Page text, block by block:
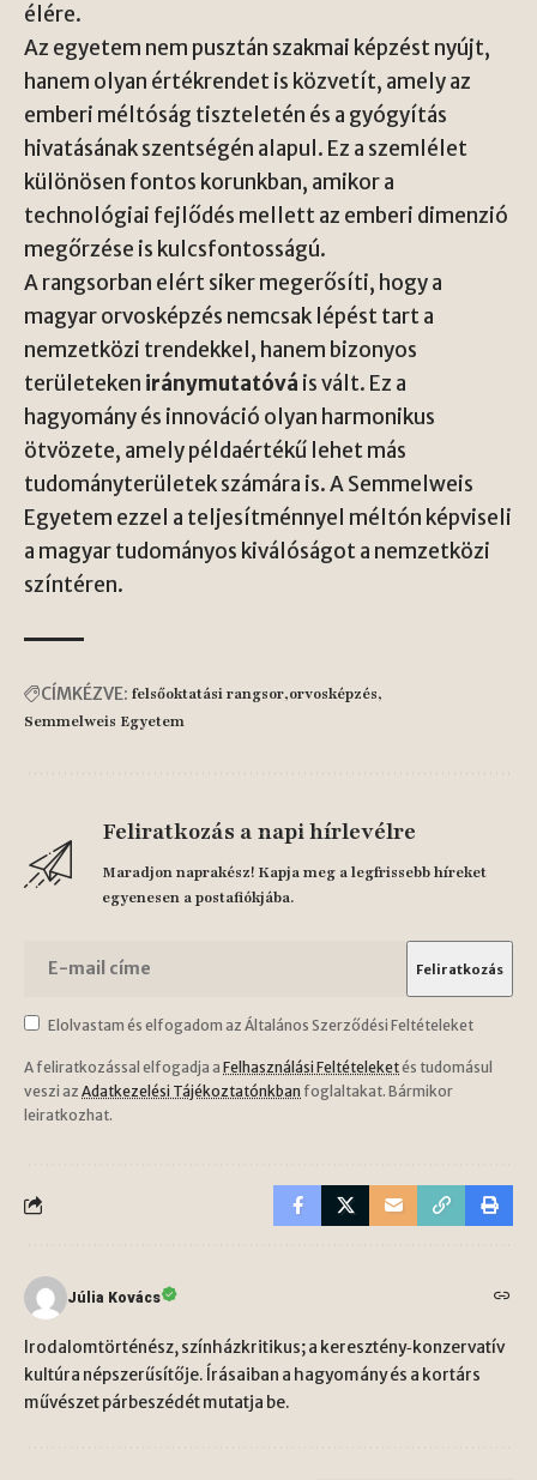
élére.
Az egyetem nem pusztán szakmai képzést nyújt,
hanem olyan értékrendet is közvetít, amely az
emberi méltóság tiszteletén és a gyógyítás
hivatásának szentségén alapul. Ez a szemlélet
különösen fontos korunkban, amikor a
technológiai fejlődés mellett az emberi dimenzió
megőrzése is kulcsfontosságú.
A rangsorban elért siker megerősíti, hogy a
magyar orvosképzés nemcsak lépést tart a
nemzetközi trendekkel, hanem bizonyos
területeken iránymutatóvá is vált. Ez a
hagyomány és innováció olyan harmonikus
ötvözete, amely példaértékű lehet más
tudományterületek számára is. A Semmelweis
Egyetem ezzel a teljesítménnyel méltón képviseli
a magyar tudományos kiválóságot a nemzetközi
színtéren.
CÍMKÉZVE: felsőoktatási rangsor orvosképzés
Semmelweis Egyetem
Feliratkozás a napi hírlevélre
Maradjon naprakész! Kapja meg a legfrissebb híreket
egyenesen a postafiókjába.
Elolvastam és elfogadom az Általános Szerződési Feltételeket
A feliratkozással elfogadja a Felhasználási Feltételeketés tudomásul
veszi az Adatkezelési Tájékoztatónkban foglaltakat. Bármikor
leiratkozhat.
Júlia Kovács
Irodalomtörténész, színházkritikus; a keresztény‑konzervatív
kultúra népszerűsítője. Írásaiban a hagyomány és a kortárs
művészet párbeszédét mutatja be.